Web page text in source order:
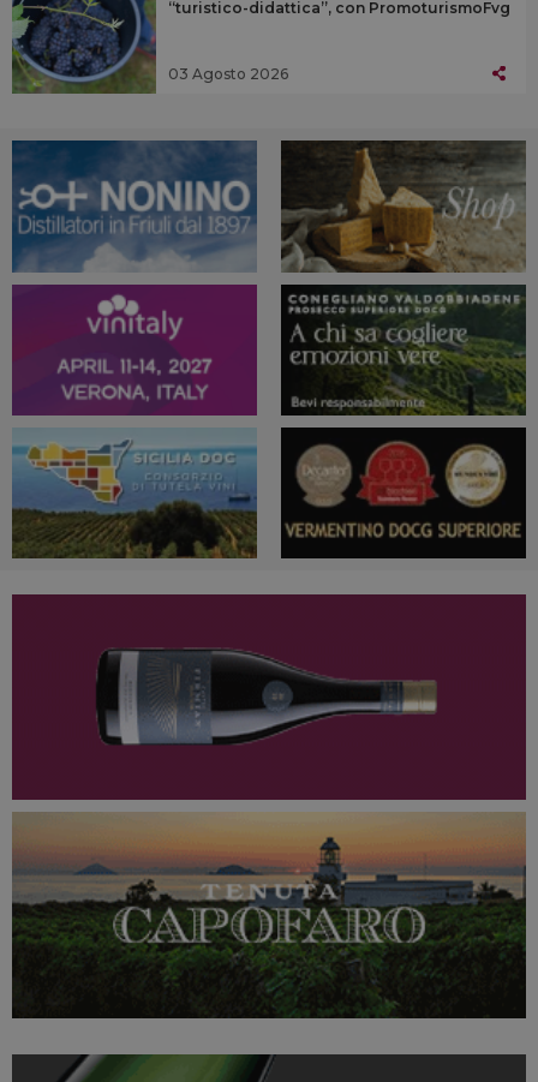
“turistico-didattica”, con PromoturismoFvg
03 Agosto 2026